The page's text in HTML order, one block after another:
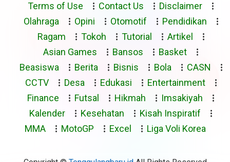
Terms of Use
Contact Us
Disclaimer
Olahraga
Opini Otomotif
Pendidikan
Ragam
Tokoh Tutorial
Artikel
Asian Games
Bansos
Basket
Beasiswa
Berita Bisnis Bola
CASN
CCTV
Desa Edukasi
Entertainment
Finance
Futsal Hikmah
Imsakiyah
Kalender
Kesehatan
Kisah Inspiratif
MMA
MotoGP Excel Liga Voli Korea